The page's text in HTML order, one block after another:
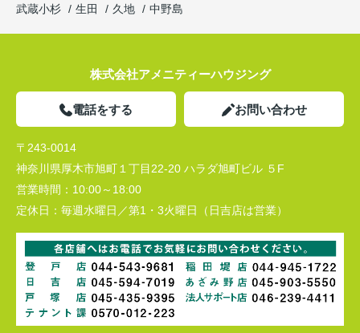
武蔵小杉
生田 久地 中野島
株式会社アメニティーハウジング
電話をする お問い合わせ
〒243-0014
神奈川県厚木市旭町１丁目22-20 ハラダ旭町ビル ５F
営業時間： 10:00～18:00
定休日： 毎週水曜日／第1・3火曜日（日吉店は営業）